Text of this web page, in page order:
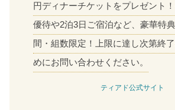
円ディナーチケットをプレゼント
優待や2泊3日ご宿泊など、豪華特
間・組数限定！上限に達し次第終
めにお問い合わせください。
ティアド公式サイト